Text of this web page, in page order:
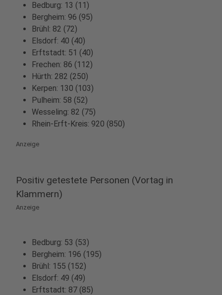
Bedburg: 13 (11)
Bergheim: 96 (95)
Brühl: 82 (72)
Elsdorf: 40 (40)
Erftstadt: 51 (40)
Frechen: 86 (112)
Hürth: 282 (250)
Kerpen: 130 (103)
Pulheim: 58 (52)
Wesseling: 82 (75)
Rhein-Erft-Kreis: 920 (850)
Anzeige
Positiv getestete Personen (Vortag in
Klammern)
Anzeige
Bedburg: 53 (53)
Bergheim: 196 (195)
Brühl: 155 (152)
Elsdorf: 49 (49)
Erftstadt: 87 (85)